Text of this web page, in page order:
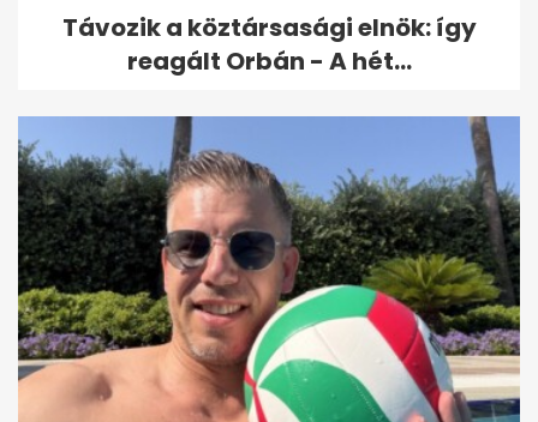
Távozik a köztársasági elnök: így
reagált Orbán - A hét...